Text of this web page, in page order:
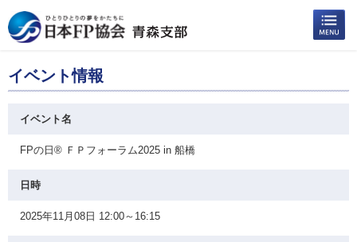
イベント情報
イベント名
FPの日® ＦＰフォーラム2025 in 船橋
日時
2025年11月08日 12:00～16:15